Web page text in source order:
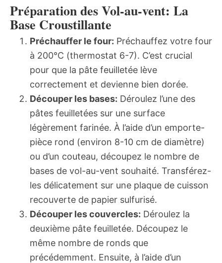
Préparation des Vol-au-vent: La
Base Croustillante
Préchauffer le four: Préchauffez votre four
à 200°C (thermostat 6-7). C’est crucial
pour que la pâte feuilletée lève
correctement et devienne bien dorée.
Découper les bases: Déroulez l’une des
pâtes feuilletées sur une surface
légèrement farinée. À l’aide d’un emporte-
pièce rond (environ 8-10 cm de diamètre)
ou d’un couteau, découpez le nombre de
bases de vol-au-vent souhaité. Transférez-
les délicatement sur une plaque de cuisson
recouverte de papier sulfurisé.
Découper les couvercles: Déroulez la
deuxième pâte feuilletée. Découpez le
même nombre de ronds que
précédemment. Ensuite, à l’aide d’un